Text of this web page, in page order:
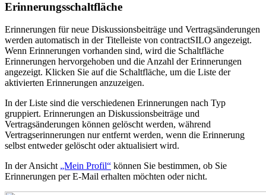
Erinnerungsschaltfläche
Erinnerungen für neue Diskussionsbeiträge und Vertragsänderungen
werden automatisch in der Titelleiste von contractSILO angezeigt.
Wenn Erinnerungen vorhanden sind, wird die Schaltfläche
Erinnerungen hervorgehoben und die Anzahl der Erinnerungen
angezeigt. Klicken Sie auf die Schaltfläche, um die Liste der
aktivierten Erinnerungen anzuzeigen.
In der Liste sind die verschiedenen Erinnerungen nach Typ
gruppiert. Erinnerungen an Diskussionsbeiträge und
Vertragsänderungen können gelöscht werden, während
Vertragserinnerungen nur entfernt werden, wenn die Erinnerung
selbst entweder gelöscht oder aktualisiert wird.
In der Ansicht „Mein Profil“ können Sie bestimmen, ob Sie
Erinnerungen per E-Mail erhalten möchten oder nicht.